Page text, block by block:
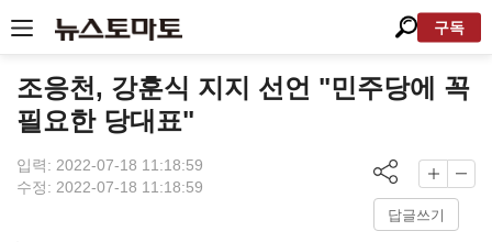
구독
조응천, 강훈식 지지 선언 "민주당에 꼭
필요한 당대표"
입력: 2022-07-18 11:18:59
수정: 2022-07-18 11:18:59
답글쓰기